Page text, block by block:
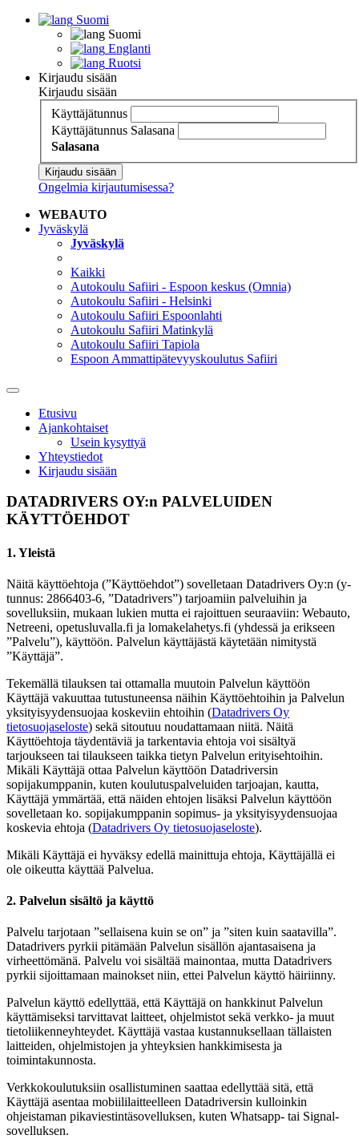
Suomi
Suomi
Englanti
Ruotsi
Kirjaudu sisään
Kirjaudu sisään
Käyttäjätunnus
Käyttäjätunnus Salasana
Salasana
Kirjaudu sisään
Ongelmia kirjautumisessa?
WEBAUTO
Jyväskylä
Jyväskylä
Kaikki
Autokoulu Safiiri - Espoon keskus (Omnia)
Autokoulu Safiiri - Helsinki
Autokoulu Safiiri Espoonlahti
Autokoulu Safiiri Matinkylä
Autokoulu Safiiri Tapiola
Espoon Ammattipätevyyskoulutus Safiiri
Etusivu
Ajankohtaiset
Usein kysyttyä
Yhteystiedot
Kirjaudu sisään
DATADRIVERS OY:n PALVELUIDEN
KÄYTTÖEHDOT
1. Yleistä
Näitä käyttöehtoja (”Käyttöehdot”) sovelletaan Datadrivers Oy:n (y-
tunnus: 2866403-6, ”Datadrivers”) tarjoamiin palveluihin ja
sovelluksiin, mukaan lukien mutta ei rajoittuen seuraaviin: Webauto,
Netreeni, opetusluvalla.fi ja lomakelahetys.fi (yhdessä ja erikseen
”Palvelu”), käyttöön. Palvelun käyttäjästä käytetään nimitystä
”Käyttäjä”.
Tekemällä tilauksen tai ottamalla muutoin Palvelun käyttöön
Käyttäjä vakuuttaa tutustuneensa näihin Käyttöehtoihin ja Palvelun
yksityisyydensuojaa koskeviin ehtoihin (Datadrivers Oy
tietosuojaseloste) sekä sitoutuu noudattamaan niitä. Näitä
Käyttöehtoja täydentäviä ja tarkentavia ehtoja voi sisältyä
tarjoukseen tai tilaukseen taikka tietyn Palvelun erityisehtoihin.
Mikäli Käyttäjä ottaa Palvelun käyttöön Datadriversin
sopijakumppanin, kuten koulutuspalveluiden tarjoajan, kautta,
Käyttäjä ymmärtää, että näiden ehtojen lisäksi Palvelun käyttöön
sovelletaan ko. sopijakumppanin sopimus- ja yksityisyydensuojaa
koskevia ehtoja (Datadrivers Oy tietosuojaseloste).
Mikäli Käyttäjä ei hyväksy edellä mainittuja ehtoja, Käyttäjällä ei
ole oikeutta käyttää Palvelua.
2. Palvelun sisältö ja käyttö
Palvelu tarjotaan ”sellaisena kuin se on” ja ”siten kuin saatavilla”.
Datadrivers pyrkii pitämään Palvelun sisällön ajantasaisena ja
virheettömänä. Palvelu voi sisältää mainontaa, mutta Datadrivers
pyrkii sijoittamaan mainokset niin, ettei Palvelun käyttö häiriinny.
Palvelun käyttö edellyttää, että Käyttäjä on hankkinut Palvelun
käyttämiseksi tarvittavat laitteet, ohjelmistot sekä verkko- ja muut
tietoliikenneyhteydet. Käyttäjä vastaa kustannuksellaan tällaisten
laitteiden, ohjelmistojen ja yhteyksien hankkimisesta ja
toimintakunnosta.
Verkkokoulutuksiin osallistuminen saattaa edellyttää sitä, että
Käyttäjä asentaa mobiililaitteelleen Datadriversin kulloinkin
ohjeistaman pikaviestintäsovelluksen, kuten Whatsapp- tai Signal-
sovelluksen.